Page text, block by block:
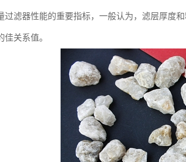
过滤器性能的重要指标，一般认为，滤层厚度
佳关系值。